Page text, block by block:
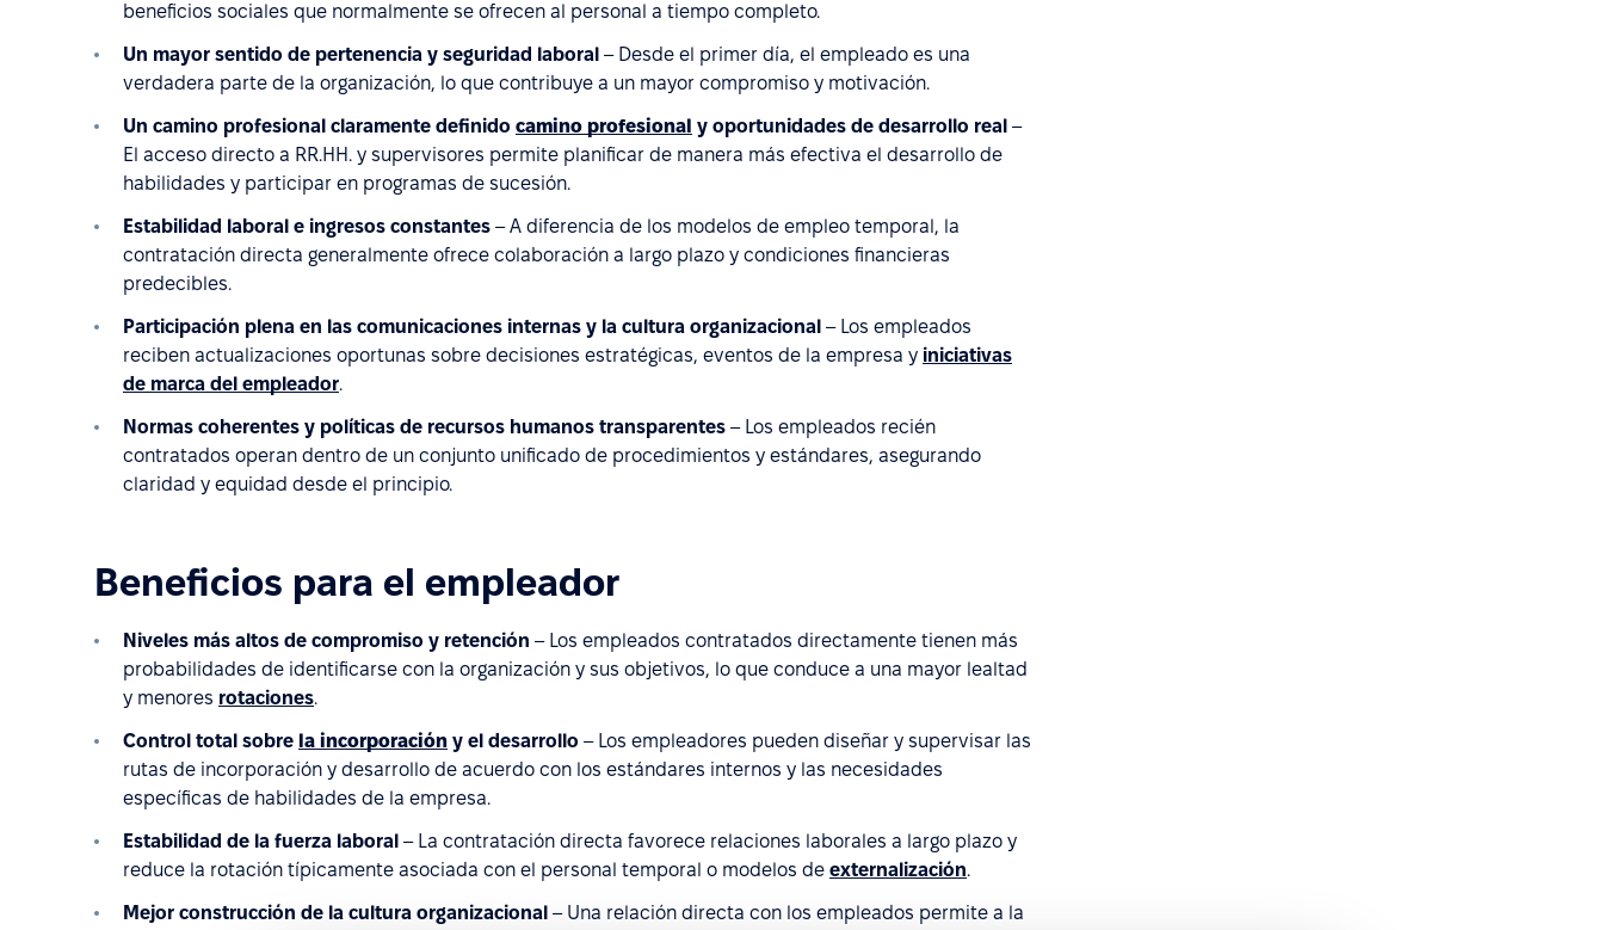
beneficios sociales que normalmente se ofrecen al personal a tiempo completo.
Un mayor sentido de pertenencia y seguridad laboral – Desde el primer día, el empleado es una
verdadera parte de la organización, lo que contribuye a un mayor compromiso y motivación.
Un camino profesional claramente definido camino profesional y oportunidades de desarrollo real –
El acceso directo a RR.HH. y supervisores permite planificar de manera más efectiva el desarrollo de
habilidades y participar en programas de sucesión.
Estabilidad laboral e ingresos constantes – A diferencia de los modelos de empleo temporal, la
contratación directa generalmente ofrece colaboración a largo plazo y condiciones financieras
predecibles.
Participación plena en las comunicaciones internas y la cultura organizacional – Los empleados
reciben actualizaciones oportunas sobre decisiones estratégicas, eventos de la empresa y iniciativas
de marca del empleador.
Normas coherentes y políticas de recursos humanos transparentes – Los empleados recién
contratados operan dentro de un conjunto unificado de procedimientos y estándares, asegurando
claridad y equidad desde el principio.
Beneficios para el empleador
Niveles más altos de compromiso y retención – Los empleados contratados directamente tienen más
probabilidades de identificarse con la organización y sus objetivos, lo que conduce a una mayor lealtad
y menores rotaciones.
Control total sobre la incorporación y el desarrollo – Los empleadores pueden diseñar y supervisar las
rutas de incorporación y desarrollo de acuerdo con los estándares internos y las necesidades
específicas de habilidades de la empresa.
Estabilidad de la fuerza laboral – La contratación directa favorece relaciones laborales a largo plazo y
reduce la rotación típicamente asociada con el personal temporal o modelos de externalización.
Mejor construcción de la cultura organizacional – Una relación directa con los empleados permite a la